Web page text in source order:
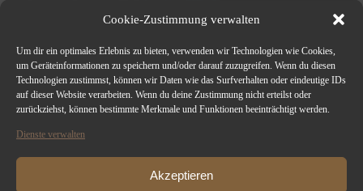
Cookie-Zustimmung verwalten
Um dir ein optimales Erlebnis zu bieten, verwenden wir Technologien wie Cookies,
um Geräteinformationen zu speichern und/oder darauf zuzugreifen. Wenn du diesen
Technologien zustimmst, können wir Daten wie das Surfverhalten oder eindeutige IDs
auf dieser Website verarbeiten. Wenn du deine Zustimmung nicht erteilst oder
zurückziehst, können bestimmte Merkmale und Funktionen beeinträchtigt werden.
Dienste verwalten
Akzeptieren